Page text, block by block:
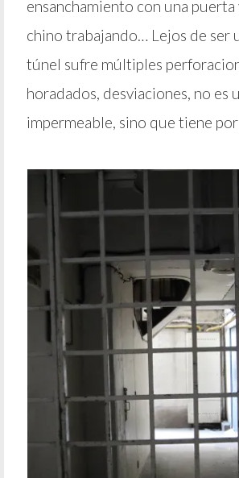
ensanchamiento con una
chino trabajando… Lejos de ser
túnel sufre múltiples
horadados, desviaciones, no es
impermeable, sino que tiene